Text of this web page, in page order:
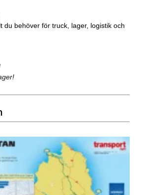
du behöver för truck, lager, logistik och